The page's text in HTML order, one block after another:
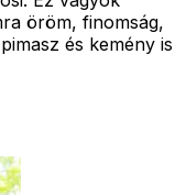
öröm, finomság,
és kemény is